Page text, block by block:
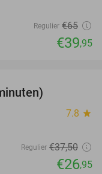
Regulier €65
€39,95
7.8 star
Regulier €37,50
€26,95